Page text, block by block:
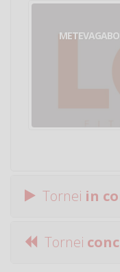
Tornei in
Tornei